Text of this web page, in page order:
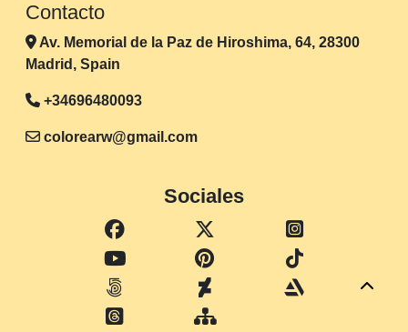
Contacto
Av. Memorial de la Paz de Hiroshima, 64, 28300
Madrid, Spain
+34696480093
colorearw@gmail.com
Sociales